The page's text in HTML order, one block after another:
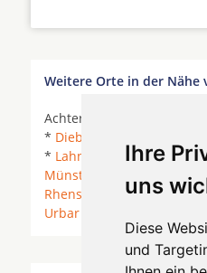
Ihre
uns
Diese
und
Weitere Orte in der Nähe
Achterspannerhof *
* Dieblich
* Lahnstein * Lehmen *
Münstermaifeld
*
Rhens
Sankt Sebastian*
Urbar